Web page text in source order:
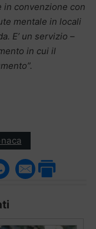
in convenzione con
mentale in locali
E’ un servizio –
in cui il